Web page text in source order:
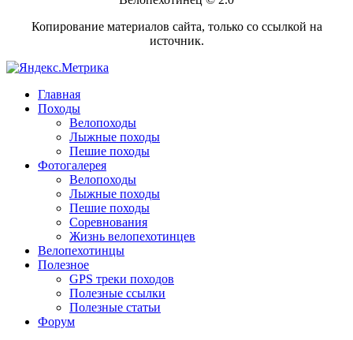
Копирование материалов сайта, только со ссылкой на
источник.
Главная
Походы
Велопоходы
Лыжные походы
Пешие походы
Фотогалерея
Велопоходы
Лыжные походы
Пешие походы
Соревнования
Жизнь велопехотинцев
Велопехотинцы
Полезное
GPS треки походов
Полезные ссылки
Полезные статьи
Форум